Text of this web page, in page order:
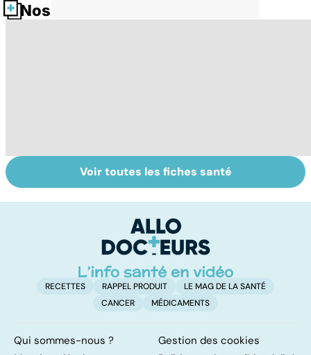
Nos fiches santé
HPV : tout savoir
sur les
Tout savoir sur le
cancer de la
Voir toutes les fiches santé
RECETTES RAPPEL PRODUIT
LE MAG DE LA SANTÉ
CANCER
MÉDICAMENTS
Qui sommes-nous ?
Gestion des cookies